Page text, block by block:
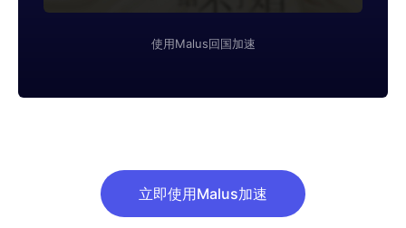
使用Malus回国加速
立即使用Malus加速